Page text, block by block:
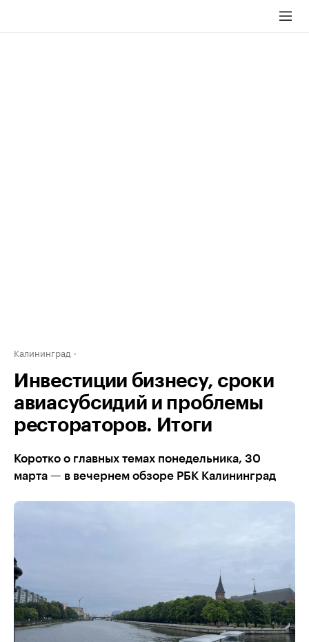
Калининград
Инвестиции бизнесу, сроки
авиасубсидий и проблемы
рестораторов. Итоги
Коротко о главных темах понедельника, 30
марта — в вечернем обзоре РБК Калининград